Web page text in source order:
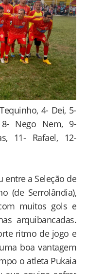
4- Dei, 5-
Nego Nem, 9-
11- Rafael, 12-
entre a Seleção de
(de Serrolândia),
muitos gols e
arquibancadas.
ritmo de jogo e
boa vantagem
o atleta Pukaia